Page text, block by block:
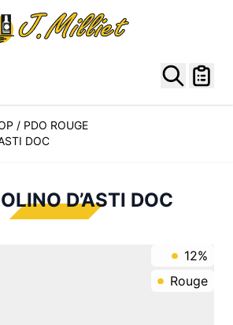
/ PDO ROUGE
DOC
D’ASTI DOC
12%
Rouge